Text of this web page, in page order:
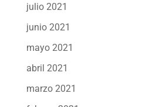
julio 2021
junio 2021
mayo 2021
abril 2021
marzo 2021